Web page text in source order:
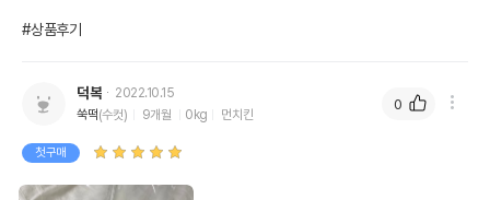
상품 필수 정보
품명 및 모델명
#상품후기
덕복
2022.10.15
쑥떡(수컷) 9개월 0kg 먼치킨
첫구매
0